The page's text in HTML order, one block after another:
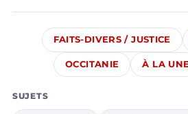
FAITS-DIVERS / JUSTICE
OCCITANIE À LA UNE
SUJETS